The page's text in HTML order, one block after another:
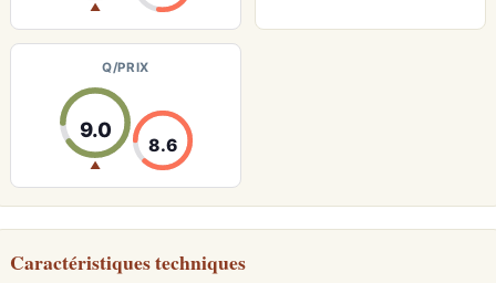
▲
Q/PRIX
9.0
▲
8.6
Caractéristiques techniques